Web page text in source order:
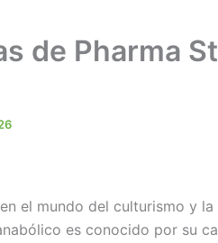
de Pharma
el mundo del culturismo y la
es conocido por su